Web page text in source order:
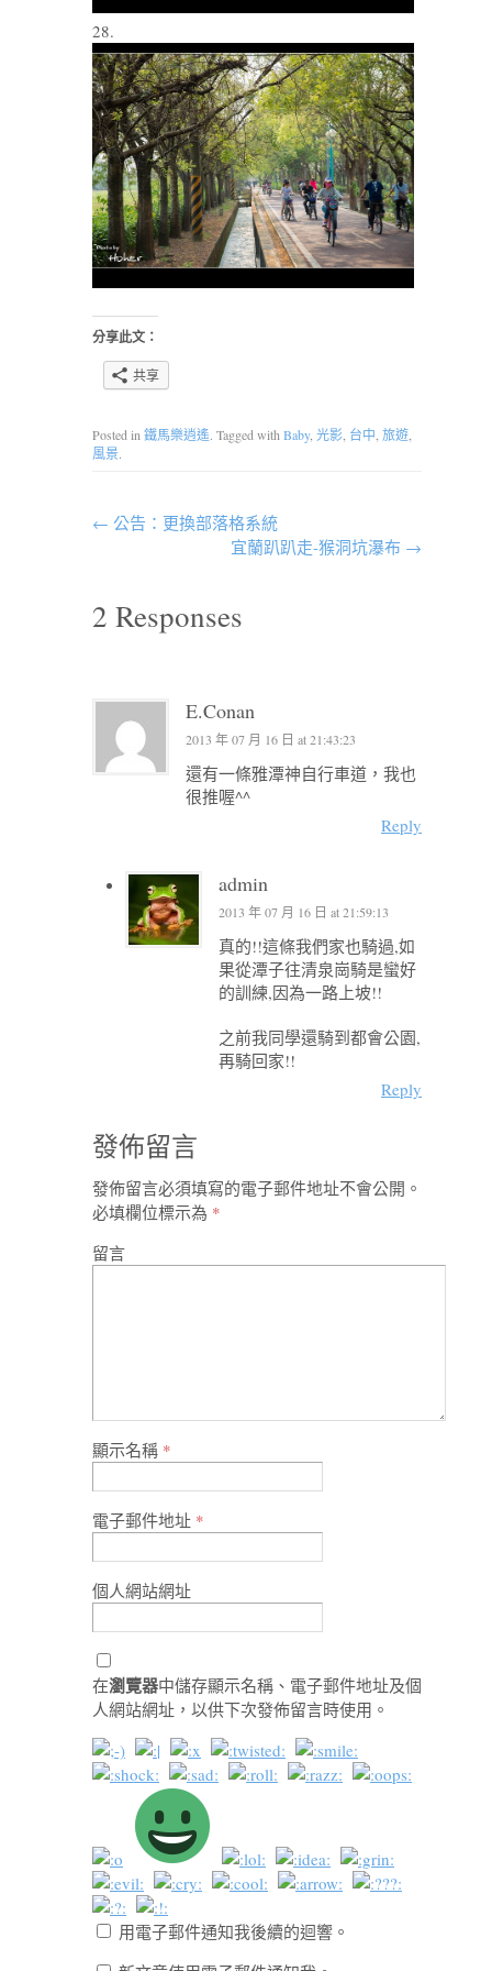
28.
分享此文：
共享
Posted in 鐵馬樂逍遙. Tagged with Baby, 光影 台中 旅遊
風景.
← 公告：更換部落格系統
宜蘭趴趴走-猴洞坑瀑布 →
2 Responses
E.Conan
2013 年 07 月 16 日 at 21:43:23
還有一條雅潭神自行車道，我也
很推喔^^
Reply
admin
2013 年 07 月 16 日 at 21:59:13
真的!!這條我們家也騎過,如
果從潭子往清泉崗騎是蠻好
的訓練,因為一路上坡!!
之前我同學還騎到都會公園,
再騎回家!!
Reply
發佈留言
發佈留言必須填寫的電子郵件地址不會公開。
必填欄位標示為 *
留言
顯示名稱 *
電子郵件地址 *
個人網站網址
在瀏覽器中儲存顯示名稱、電子郵件地址及個
人網站網址，以供下次發佈留言時使用。
用電子郵件通知我後續的迴響。